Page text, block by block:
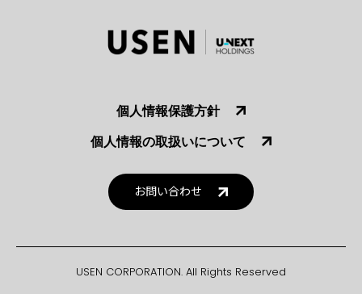
個人情報保護方針
個人情報の取扱いについて
お問い合わせ
USEN CORPORATION. All Rights Reserved